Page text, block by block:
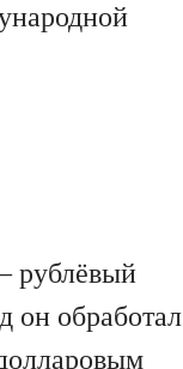
рублёвый
он обработал